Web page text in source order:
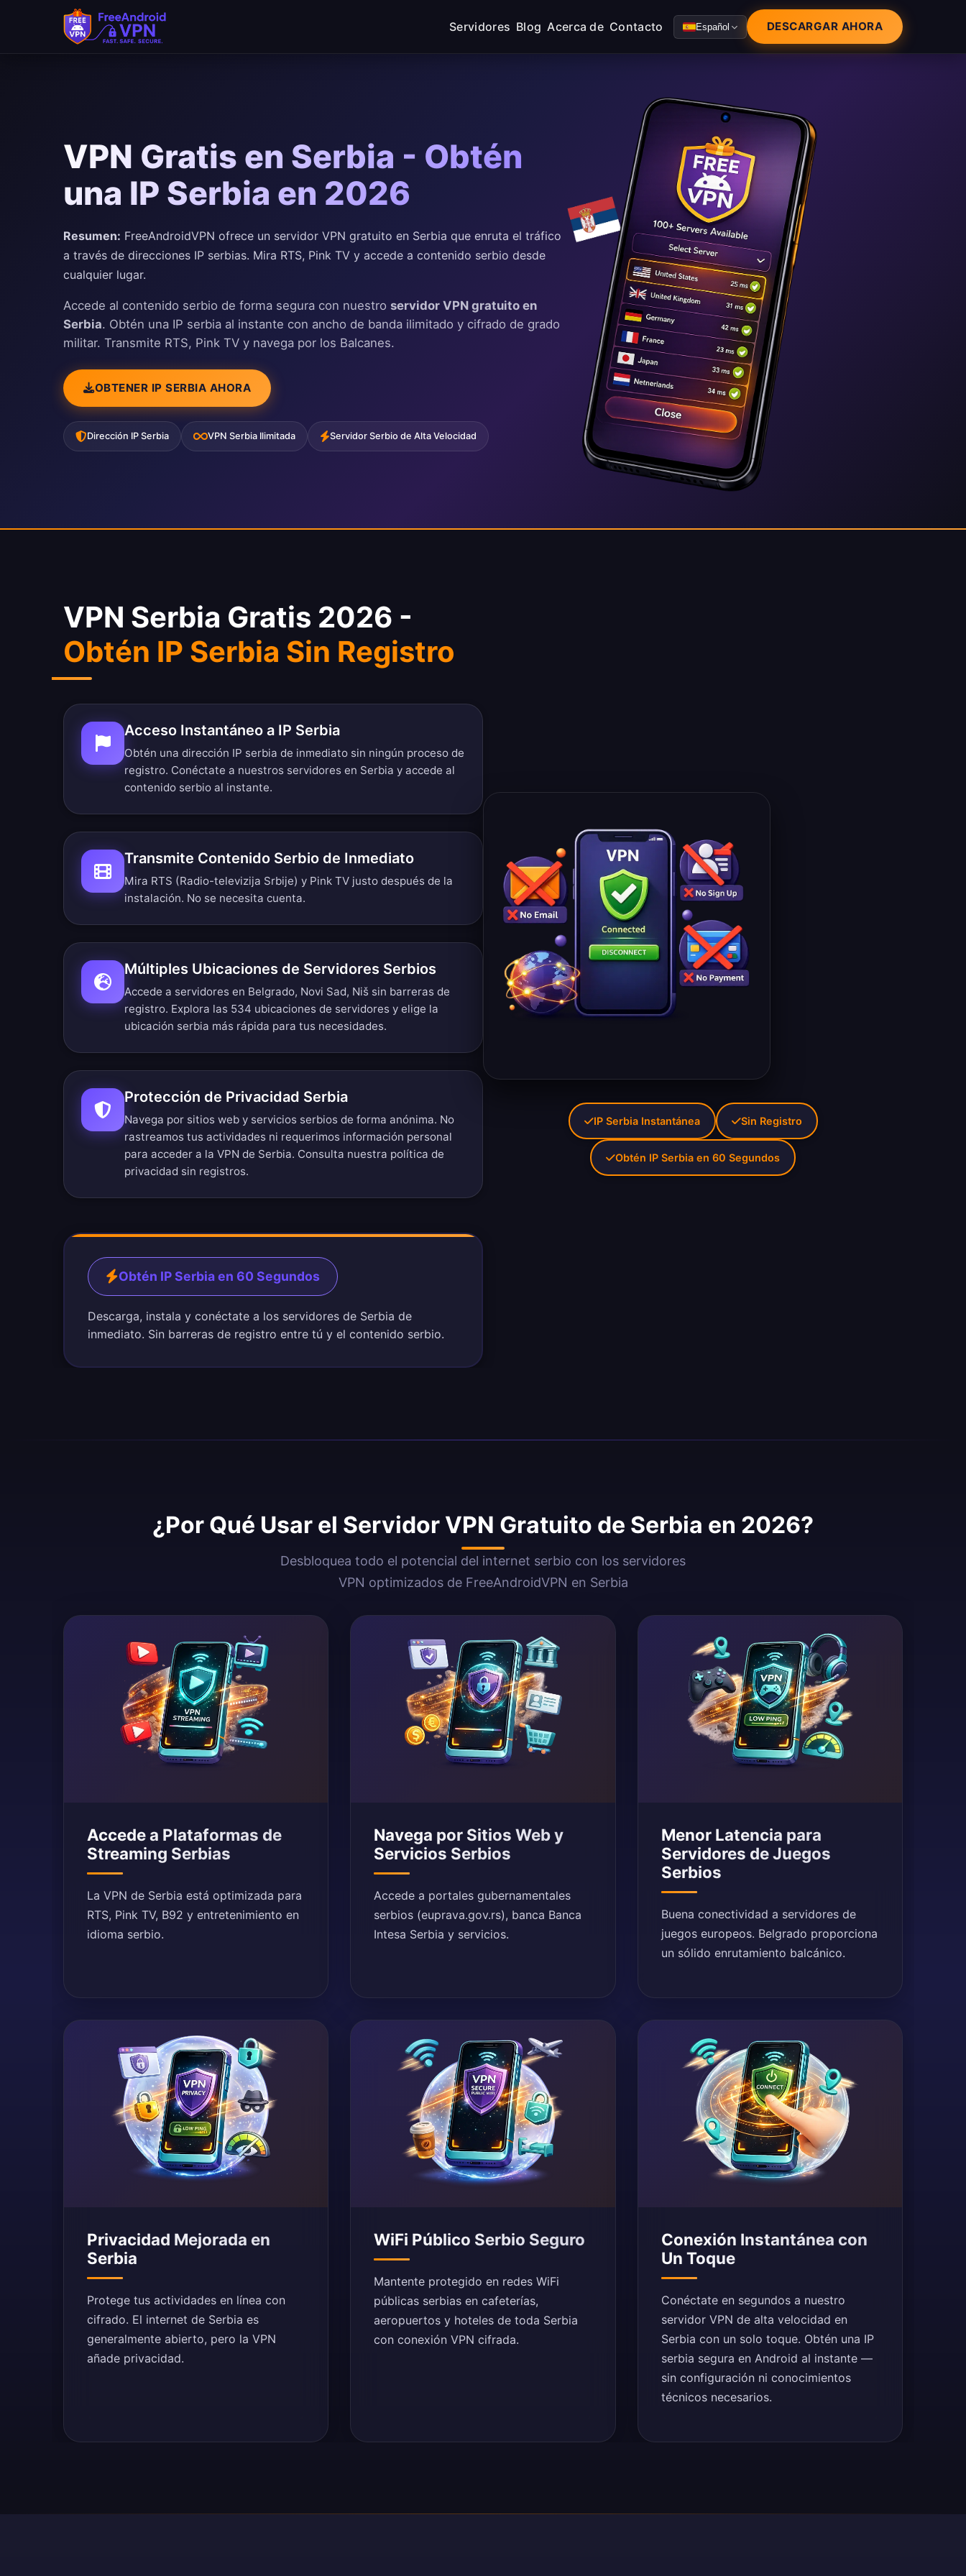
Saltar al contenido principal
Servidores Blog Acerca de Contacto Español DESCARGAR AHORA
VPN Gratis en Serbia - Obtén
una IP Serbia en 2026
Resumen: FreeAndroidVPN ofrece un servidor VPN gratuito en Serbia que enruta el tráfico
a través de direcciones IP serbias. Mira RTS, Pink TV y accede a contenido serbio desde
cualquier lugar.
Accede al contenido serbio de forma segura con nuestro servidor VPN gratuito en
Serbia. Obtén una IP serbia al instante con ancho de banda ilimitado y cifrado de grado
militar. Transmite RTS, Pink TV y navega por los Balcanes.
OBTENER IP SERBIA AHORA
Dirección IP Serbia VPN Serbia Ilimitada Servidor Serbio de Alta Velocidad
VPN Serbia Gratis 2026 -
Obtén IP Serbia Sin Registro
Acceso Instantáneo a IP Serbia
Obtén una dirección IP serbia de inmediato sin ningún proceso de
registro. Conéctate a nuestros servidores en Serbia y accede al
contenido serbio al instante.
Transmite Contenido Serbio de Inmediato
Mira RTS (Radio-televizija Srbije) y Pink TV justo después de la
instalación. No se necesita cuenta.
Múltiples Ubicaciones de Servidores Serbios
Accede a servidores en Belgrado, Novi Sad, Niš sin barreras de
registro. Explora las 534 ubicaciones de servidores y elige la
ubicación serbia más rápida para tus necesidades.
Protección de Privacidad Serbia
Navega por sitios web y servicios serbios de forma anónima. No
rastreamos tus actividades ni requerimos información personal
para acceder a la VPN de Serbia. Consulta nuestra política de
privacidad sin registros.
Obtén IP Serbia en 60 Segundos
Descarga, instala y conéctate a los servidores de Serbia de
inmediato. Sin barreras de registro entre tú y el contenido serbio.
IP Serbia Instantánea Sin Registro
Obtén IP Serbia en 60 Segundos
¿Por Qué Usar el Servidor VPN Gratuito de Serbia en 2026?
Desbloquea todo el potencial del internet serbio con los servidores
VPN optimizados de FreeAndroidVPN en Serbia
Accede a Plataformas de
Streaming Serbias
La VPN de Serbia está optimizada para
RTS, Pink TV, B92 y entretenimiento en
idioma serbio.
Navega por Sitios Web y
Servicios Serbios
Accede a portales gubernamentales
serbios (euprava.gov.rs), banca Banca
Intesa Serbia y servicios.
Menor Latencia para
Servidores de Juegos
Serbios
Buena conectividad a servidores de
juegos europeos. Belgrado proporciona
un sólido enrutamiento balcánico.
Privacidad Mejorada en
Serbia
Protege tus actividades en línea con
cifrado. El internet de Serbia es
generalmente abierto, pero la VPN
añade privacidad.
WiFi Público Serbio Seguro
Mantente protegido en redes WiFi
públicas serbias en cafeterías,
aeropuertos y hoteles de toda Serbia
con conexión VPN cifrada.
Conexión Instantánea con
Un Toque
Conéctate en segundos a nuestro
servidor VPN de alta velocidad en
Serbia con un solo toque. Obtén una IP
serbia segura en Android al instante —
sin configuración ni conocimientos
técnicos necesarios.